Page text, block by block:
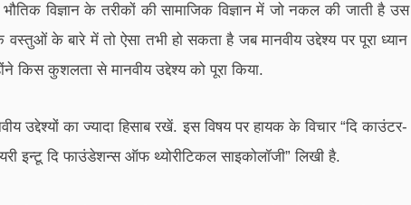
भौतिक विज्ञान के तरीकों की सामाजिक विज्ञान में जो नकल की जाती है
के बारे में तो ऐसा तभी हो सकता है जब मानवीय उद्देश्य पर पूरा
किस कुशलता से मानवीय उद्देश्य को पूरा किया.
उद्देश्यों का ज्यादा हिसाब रखें. इस विषय पर हायक के विचार “दि
इन्टू दि फाउंडेशन्स ऑफ थ्योरीटिकल साइकोलॉजी” लिखी है.